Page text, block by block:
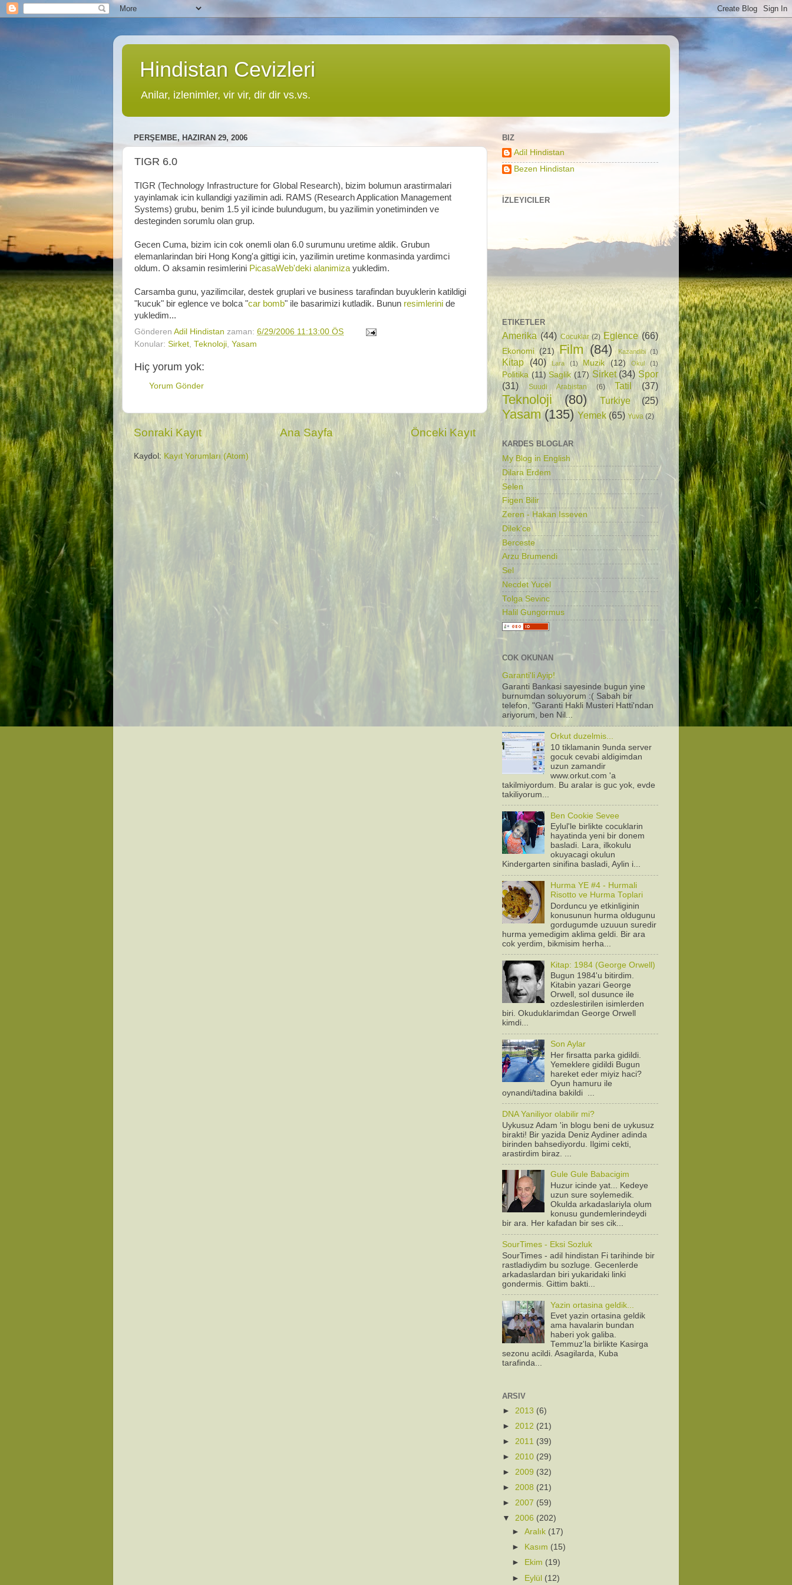
Hindistan Cevizleri
Anilar, izlenimler, vir vir, dir dir vs.vs.
PERŞEMBE, HAZIRAN 29, 2006
TIGR 6.0
TIGR (Technology Infrastructure for Global Research), bizim bolumun arastirmalari
yayinlamak icin kullandigi yazilimin adi. RAMS (Research Application Management
Systems) grubu, benim 1.5 yil icinde bulundugum, bu yazilimin yonetiminden ve
desteginden sorumlu olan grup.
Gecen Cuma, bizim icin cok onemli olan 6.0 surumunu uretime aldik. Grubun
elemanlarindan biri Hong Kong'a gittigi icin, yazilimin uretime konmasinda yardimci
oldum. O aksamin resimlerini PicasaWeb'deki alanimiza yukledim.
Carsamba gunu, yazilimcilar, destek gruplari ve business tarafindan buyuklerin katildigi
"kucuk" bir eglence ve bolca "car bomb" ile basarimizi kutladik. Bunun resimlerini de
yukledim...
Gönderen Adil Hindistan zaman: 6/29/2006 11:13:00 ÖS
Konular: Sirket Teknoloji Yasam
Hiç yorum yok:
Yorum Gönder
Sonraki Kayıt Önceki Kayıt
Ana Sayfa
Kaydol: Kayıt Yorumları (Atom)
BIZ
Adil Hindistan
Bezen Hindistan
İZLEYICILER
ETIKETLER
Amerika (44) Cocuklar (2) Eglence (66)
Ekonomi (21) Film (84) Kazandibi (1)
Kitap (40) Lara (1) Muzik (12) Okul (1)
Politika (11) Saglik (17) Sirket (34) Spor
(31)
Suudi Arabistan (6) Tatil (37)
Teknoloji (80) Turkiye (25)
Yasam (135) Yemek (65) Yuva (2)
KARDES BLOGLAR
My Blog in English
Dilara Erdem
Selen
Figen Bilir
Zeren - Hakan Isseven
Dilek'ce
Berceste
Arzu Brumendi
Sel
Necdet Yucel
Tolga Sevinc
Halil Gungormus
COK OKUNAN
Garanti'li Ayip!
Garanti Bankasi sayesinde bugun yine
burnumdan soluyorum :( Sabah bir
telefon, "Garanti Hakli Musteri Hatti'ndan
ariyorum, ben Nil...
Orkut duzelmis...
10 tiklamanin 9unda server
gocuk cevabi aldigimdan
uzun zamandir
www.orkut.com 'a
takilmiyordum. Bu aralar is guc yok, evde
takiliyorum...
Ben Cookie Sevee
Eylul'le birlikte cocuklarin
hayatinda yeni bir donem
basladi. Lara, ilkokulu
okuyacagi okulun
Kindergarten sinifina basladi, Aylin i...
Hurma YE #4 - Hurmali
Risotto ve Hurma Toplari
Dorduncu ye etkinliginin
konusunun hurma oldugunu
gordugumde uzuuun suredir
hurma yemedigim aklima geldi. Bir ara
cok yerdim, bikmisim herha...
Kitap: 1984 (George Orwell)
Bugun 1984'u bitirdim.
Kitabin yazari George
Orwell, sol dusunce ile
ozdeslestirilen isimlerden
biri. Okuduklarimdan George Orwell
kimdi...
Son Aylar
Her firsatta parka gidildi.
Yemeklere gidildi Bugun
hareket eder miyiz haci?
Oyun hamuru ile
oynandi/tadina bakildi ...
DNA Yaniliyor olabilir mi?
Uykusuz Adam 'in blogu beni de uykusuz
birakti! Bir yazida Deniz Aydiner adinda
birinden bahsediyordu. Ilgimi cekti,
arastirdim biraz. ...
Gule Gule Babacigim
Huzur icinde yat... Kedeye
uzun sure soylemedik.
Okulda arkadaslariyla olum
konusu gundemlerindeydi
bir ara. Her kafadan bir ses cik...
SourTimes - Eksi Sozluk
SourTimes - adil hindistan Fi tarihinde bir
rastladiydim bu sozluge. Gecenlerde
arkadaslardan biri yukaridaki linki
gondermis. Gittim bakti...
Yazin ortasina geldik...
Evet yazin ortasina geldik
ama havalarin bundan
haberi yok galiba.
Temmuz'la birlikte Kasirga
sezonu acildi. Asagilarda, Kuba
tarafinda...
ARSIV
► 2013 (6)
► 2012 (21)
► 2011 (39)
► 2010 (29)
► 2009 (32)
► 2008 (21)
► 2007 (59)
▼ 2006 (202)
►Aralık (17)
►
Kasım (15)
►
Ekim (19)
► Eylül (12)